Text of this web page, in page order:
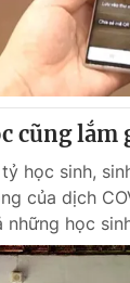
cũng lắm
tỷ học sinh,
của dịch
những học